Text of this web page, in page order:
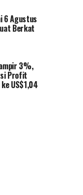
6 Agustus
Berkat
3%,
Profit
US$1,04